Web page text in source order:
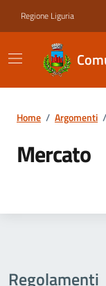
Regione Liguria
Home / Argomenti /
Mercato
Regolamenti